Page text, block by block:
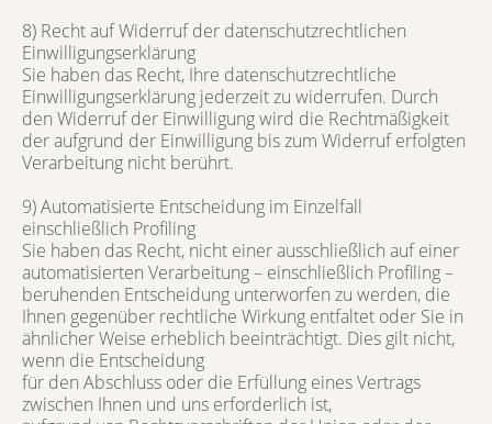
8) Recht auf Widerruf der datenschutzrechtlichen
Einwilligungserklärung
Sie haben das Recht, Ihre datenschutzrechtliche
Einwilligungserklärung jederzeit zu widerrufen. Durch
den Widerruf der Einwilligung wird die Rechtmäßigkeit
der aufgrund der Einwilligung bis zum Widerruf erfolgten
Verarbeitung nicht berührt.
9) Automatisierte Entscheidung im Einzelfall
einschließlich Profiling
Sie haben das Recht, nicht einer ausschließlich auf einer
automatisierten Verarbeitung – einschließlich Profiling –
beruhenden Entscheidung unterworfen zu werden, die
Ihnen gegenüber rechtliche Wirkung entfaltet oder Sie in
ähnlicher Weise erheblich beeinträchtigt. Dies gilt nicht,
wenn die Entscheidung
für den Abschluss oder die Erfüllung eines Vertrags
zwischen Ihnen und uns erforderlich ist,